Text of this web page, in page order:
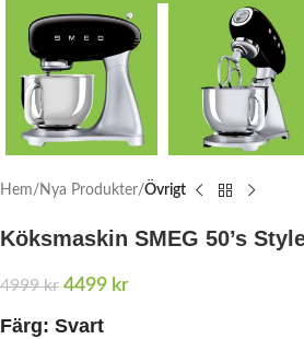
Hem Nya Produkter Övrigt
Köksmaskin SMEG 50’s
4999kr 4499 kr
Färg: Svart